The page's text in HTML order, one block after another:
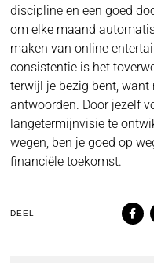
discipline en een goed
om elke maand
maken van online
consistentie is het
terwijl je bezig bent,
antwoorden. Door jezelf
langetermijnvisie te
wegen, ben je goed op
financiële toekomst.
DEEL